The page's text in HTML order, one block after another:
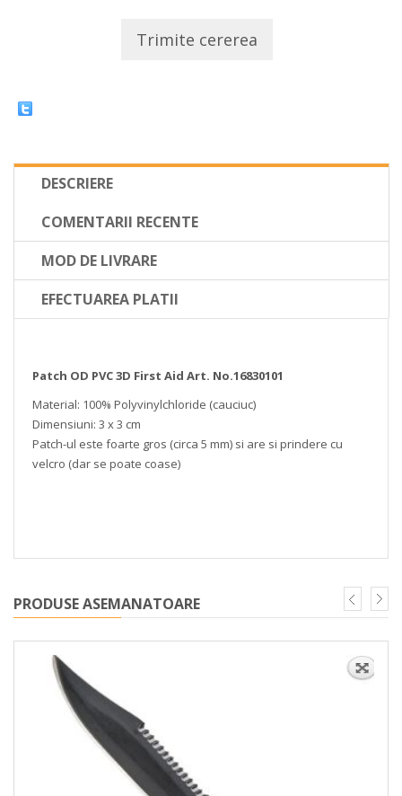
Trimite cererea
DESCRIERE
COMENTARII RECENTE
MOD DE LIVRARE
EFECTUAREA PLATII
Patch OD PVC 3D First Aid Art. No.16830101
Material: 100% Polyvinylchloride (cauciuc)
Dimensiuni: 3 x 3 cm
Patch-ul este foarte gros (circa 5 mm) si are si prindere cu
velcro (dar se poate coase)
PRODUSE ASEMANATOARE